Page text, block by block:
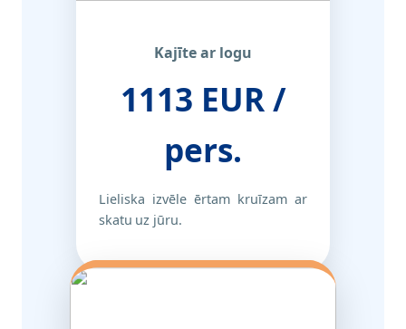
Kajīte ar logu
1113 EUR /
pers.
Lieliska izvēle ērtam kruīzam ar
skatu uz jūru.